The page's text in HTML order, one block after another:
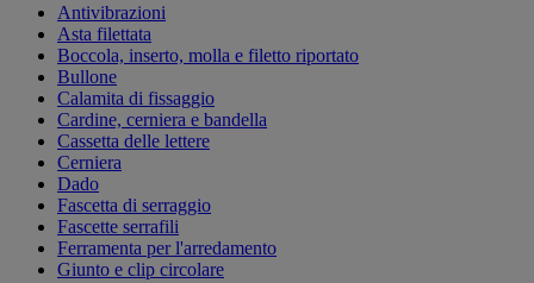
Antivibrazioni
Asta filettata
Boccola, inserto, molla e filetto riportato
Bullone
Calamita di fissaggio
Cardine, cerniera e bandella
Cassetta delle lettere
Cerniera
Dado
Fascetta di serraggio
Fascette serrafili
Ferramenta per l'arredamento
Giunto e clip circolare